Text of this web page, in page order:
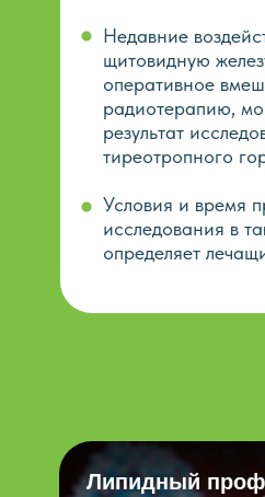
Недавние
щитовидную
оперативное
радиотерапию,
результат
тиреотропного
Условия и время
исследования в
определяет
Липидный